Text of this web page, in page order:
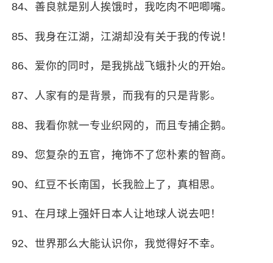
84、善良就是别人挨饿时，我吃肉不吧唧嘴。
85、我身在江湖，江湖却没有关于我的传说！
86、爱你的同时，是我挑战飞蛾扑火的开始。
87、人家有的是背景，而我有的只是背影。
88、我看你就一专业织网的，而且专捕企鹅。
89、您复杂的五官，掩饰不了您朴素的智商。
90、红豆不长南国，长我脸上了，真相思。
91、在月球上强奸日本人让地球人说去吧！
92、世界那么大能认识你，我觉得好不幸。